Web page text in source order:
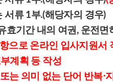
류 1부.(해당자의 경우)
기간 내의 여권, 운전면
로 온라인 입사지원서
계획 등 작성
는 의미 없는 단어 반복⋅